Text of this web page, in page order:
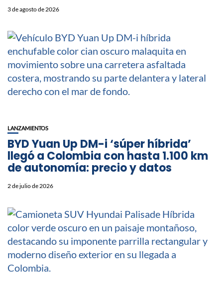
3 de agosto de 2026
LANZAMIENTOS
BYD Yuan Up DM-i ‘súper híbrida’
llegó a Colombia con hasta 1.100 km
de autonomía: precio y datos
2 de julio de 2026